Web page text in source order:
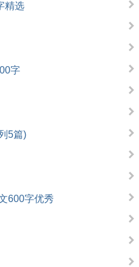
精选
字
5篇)
600字优秀